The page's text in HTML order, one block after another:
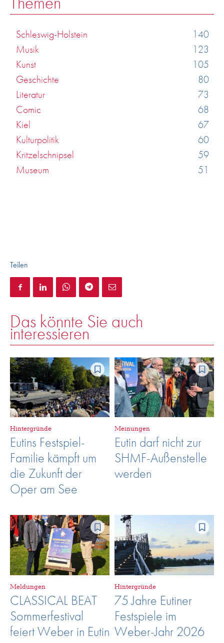
Schleswig-Holstein
140
Musik
123
Kunst
105
Geschichte
80
Literatur
73
Comic
68
Kiel
67
Kulturpolitik
60
Kritzelschnipsel
59
Museum
51
Teilen
Das könnte Sie auch
interessieren
Hintergründe
Eutins Festspiel-
Familie kämpft um
die Zukunft der
Oper am See
Meinungen
Eutin darf nicht zur
SHMF-Außenstelle
werden
Meldungen
CLASSICAL BEAT
Sommerfestival
feiert Weber in Eutin
Hintergründe
75 Jahre Eutiner
Festspiele im
Weber-Jahr 2026